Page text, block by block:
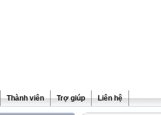
Thành viên Trợ giúp Liên hệ